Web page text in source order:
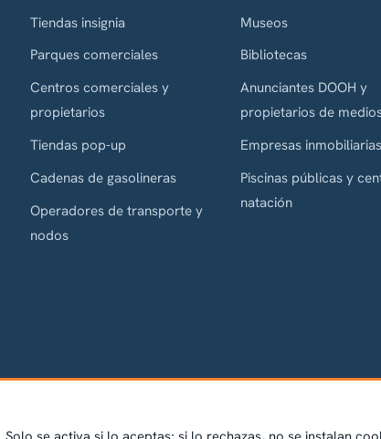
Tiendas insignia
Parques comerciales
Centros comerciales y
propietarios
Tiendas pop-up
Cadenas de gasolineras
Operadores de transporte y
nodos
Museos
Bibliotecas
Anunciantes DOOH y
propietarios de
Empresas inmobiliarias
Piscinas públicas y
natación